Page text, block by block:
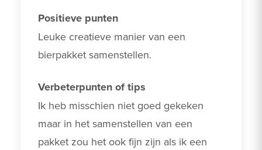
Positieve punten
Leuke creatieve manier van een
bierpakket samenstellen.
Verbeterpunten of tips
Ik heb misschien niet goed gekeken
maar in het samenstellen van een
pakket zou het ook fijn zijn als ik een